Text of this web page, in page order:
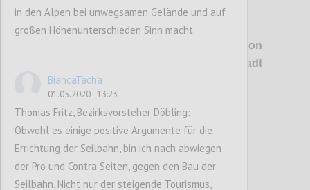
P1
Erstmals wird es konkret: Die Talstation
soll direkt auf dem Bahnhof Heiligenstadt
aufsitzen.
in den Alpen bei unwegsamen Gelände und auf
großen Höhenunterschieden Sinn macht.
BiancaTacha
01.05.2020 - 13:23
Thomas Fritz, Bezirksvorsteher Döbling:
Obwohl es einige positive Argumente für die
Errichtung der Seilbahn, bin ich nach abwiegen
der Pro und Contra Seiten, gegen den Bau der
Seilbahn. Nicht nur der steigende Tourismus,